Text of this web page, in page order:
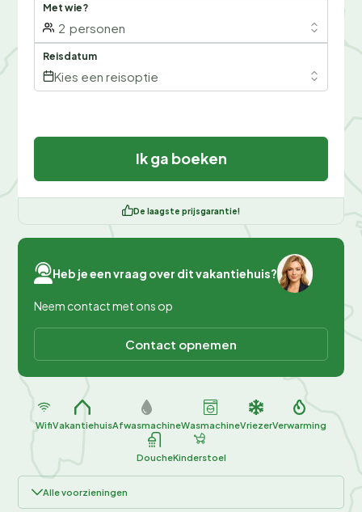
Met wie?
2 personen
Reisdatum
Kies een reisoptie
Ik ga boeken
De laagste prijsgarantie!
Heb je een vraag over dit vakantiehuis?
Neem contact met ons op
Contact opnemen
WifiVakantiehuisAfwasmachineWasmachineVriezerVerwarming
DoucheKinderstoel
Alle voorzieningen